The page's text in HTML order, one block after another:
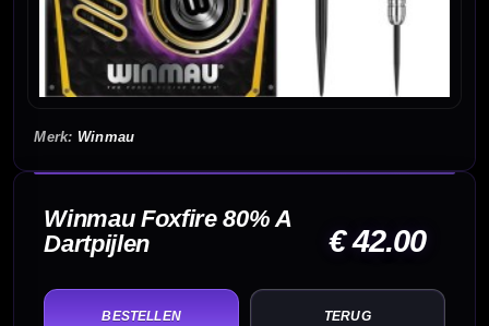
Winmau
Winmau Foxfire 80% A
Dartpijlen
€ 42.00
TERUG